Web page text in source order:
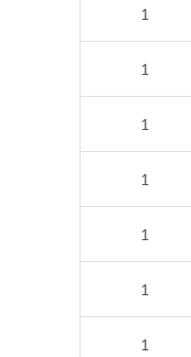
1
1
1
1
1
1
1